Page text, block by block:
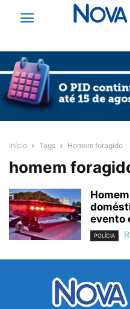
Início Tags Homem foragido
homem
evento
POLÍCIA